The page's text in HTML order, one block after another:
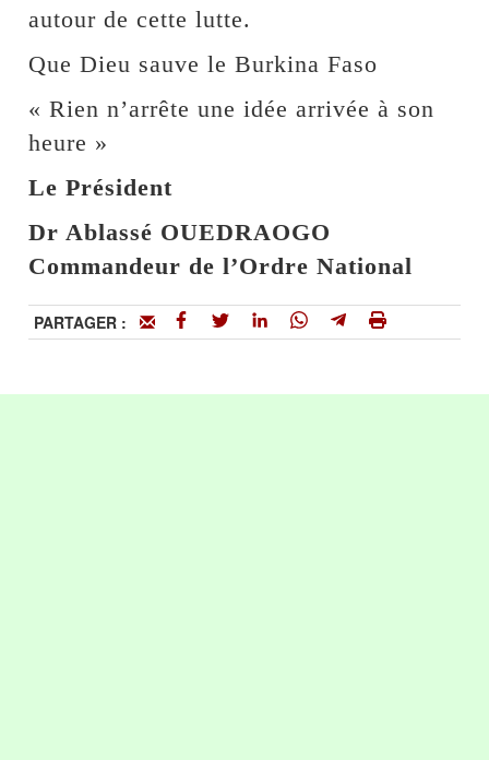
autour de cette lutte.
Que Dieu sauve le Burkina Faso
« Rien n’arrête une idée arrivée à son
heure »
Le Président
Dr Ablassé OUEDRAOGO
Commandeur de l’Ordre National
PARTAGER :